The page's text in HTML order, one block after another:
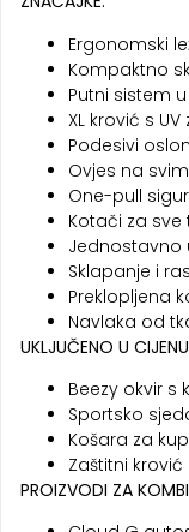
Ergonomski
Kompaktno
Putni sistem
XL krović s
Podesivi
Ovjes na
One-pull
Kotači za sve
Jednostavno
Sklapanje i
Preklopljena
Navlaka od
UKLJUČENO U
Beezy okvir s
Sportsko
Košara za
Zaštitni krović
PROIZVODI ZA